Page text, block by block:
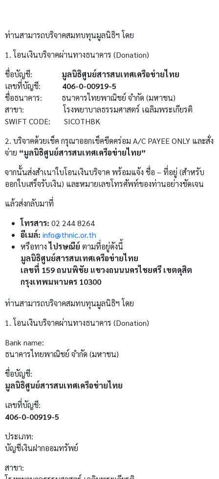
ท่านสามารถบริจาคสมทบทุนมูลนิธิฯ โดย
1. โอนเงินบริจาคผ่านทางธนาคาร (Donation)
ชื่อบัญชี:
มูลนิธิศูนย์สารสนเทศเครือข่ายไทย
เลขที่บัญชี: 406-0-00919-5
ชื่อธนาคาร: ธนาคารไทยพาณิชย์ จำกัด (มหาชน)
สาขา: โรงพยาบาลธรรมศาสตร์ เฉลิมพระเกียรติ
SWIFT CODE: SICOTHBK
2. บริจาคด้วยเช็ค กรุณาออกเช็คขีดคร่อม A/C PAYEE ONLY และสั่ง
จ่าย “มูลนิธิศูนย์สารสนเทศเครือข่ายไทย”
จากนั้นส่งสำเนาใบโอนเงินบริจาค พร้อมแจ้ง ชื่อ – ที่อยู่ (สำหรับ
ออกใบเสร็จรับเงิน) และหมายเลขโทรศัพท์ของท่านอย่างชัดเจน
แล้วส่งกลับมาที่
โทรสาร: 02 244 8264
อีเมล์: info@thnic.or.th
หรือทางไปรษณีย์ ตามที่อยู่ดังนี้
มูลนิธิศูนย์สารสนเทศเครือข่ายไทย
เลขที่ 159 ถนนพิชัย แขวงถนนนครไชยศรี เขตดุสิต
กรุงเทพมหานคร 10300
ท่านสามารถบริจาคสมทบทุนมูลนิธิฯ โดย
1. โอนเงินบริจาคผ่านทางธนาคาร (Donation)
Bank name:
ธนาคารไทยพาณิชย์ จำกัด (มหาชน)
ชื่อบัญชี:
มูลนิธิศูนย์สารสนเทศเครือข่ายไทย
เลขที่บัญชี:
406-0-00919-5
ประเภท:
บัญชีเงินฝากออมทรัพย์
สาขา: